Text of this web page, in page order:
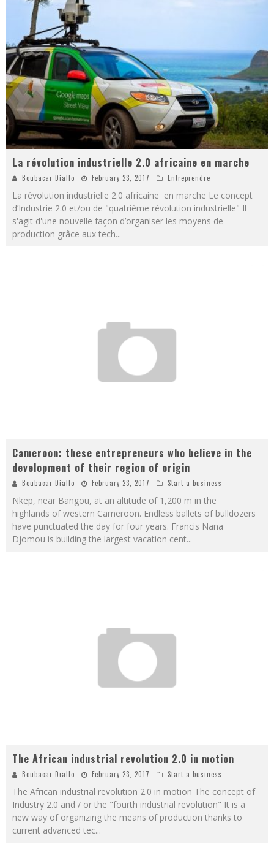
La révolution industrielle 2.0 africaine en marche
Boubacar Diallo February 23, 2017 Entreprendre
La révolution industrielle 2.0 africaine en marche Le concept
d’Industrie 2.0 et/ou de "quatrième révolution industrielle" Il
s'agit d'une nouvelle façon d’organiser les moyens de
production grâce aux tech...
Cameroon: these entrepreneurs who believe in the
development of their region of origin
Boubacar Diallo February 23, 2017 Start a business
Nkep, near Bangou, at an altitude of 1,200 m in the
highlands of western Cameroon. Endless ballets of bulldozers
have punctuated the day for four years. Francis Nana
Djomou is building the largest vacation cent...
The African industrial revolution 2.0 in motion
Boubacar Diallo February 23, 2017 Start a business
The African industrial revolution 2.0 in motion The concept of
Industry 2.0 and / or the "fourth industrial revolution" It is a
new way of organizing the means of production thanks to
current advanced tec...